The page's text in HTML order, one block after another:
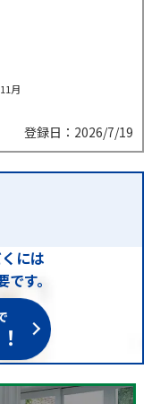
月
登録日：2026/7/19
には
す。